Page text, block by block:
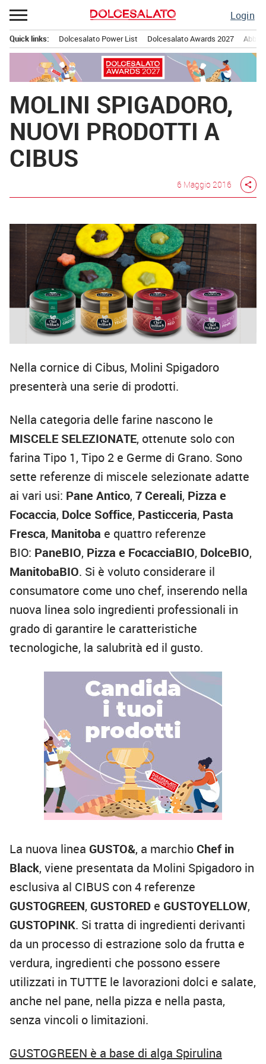
Passa
al
contenuto
Login
principale
Quick links: Dolcesalato Power List Dolcesalato Awards 2027
MOLINI SPIGADORO,
NUOVI PRODOTTI A
CIBUS
6 Maggio 2016 share
Nella cornice di Cibus, Molini Spigadoro
presenterà una serie di prodotti.
Nella categoria delle farine nascono le
MISCELE SELEZIONATE, ottenute solo con
farina Tipo 1, Tipo 2 e Germe di Grano. Sono
sette referenze di miscele selezionate adatte
ai vari usi: Pane Antico, 7 Cereali, Pizza e
Focaccia, Dolce Soffice, Pasticceria, Pasta
Fresca, Manitoba e quattro referenze
BIO: PaneBIO, Pizza e FocacciaBIO, DolceBIO,
ManitobaBIO. Si è voluto considerare il
consumatore come uno chef, inserendo nella
nuova linea solo ingredienti professionali in
grado di garantire le caratteristiche
tecnologiche, la salubrità ed il gusto.
La nuova linea GUSTO&, a marchio Chef in
Black, viene presentata da Molini Spigadoro in
esclusiva al CIBUS con 4 referenze
GUSTOGREEN, GUSTORED e GUSTOYELLOW,
GUSTOPINK. Si tratta di ingredienti derivanti
da un processo di estrazione solo da frutta e
verdura, ingredienti che possono essere
utilizzati in TUTTE le lavorazioni dolci e salate,
anche nel pane, nella pizza e nella pasta,
senza vincoli o limitazioni.
GUSTOGREEN è a base di alga Spirulina